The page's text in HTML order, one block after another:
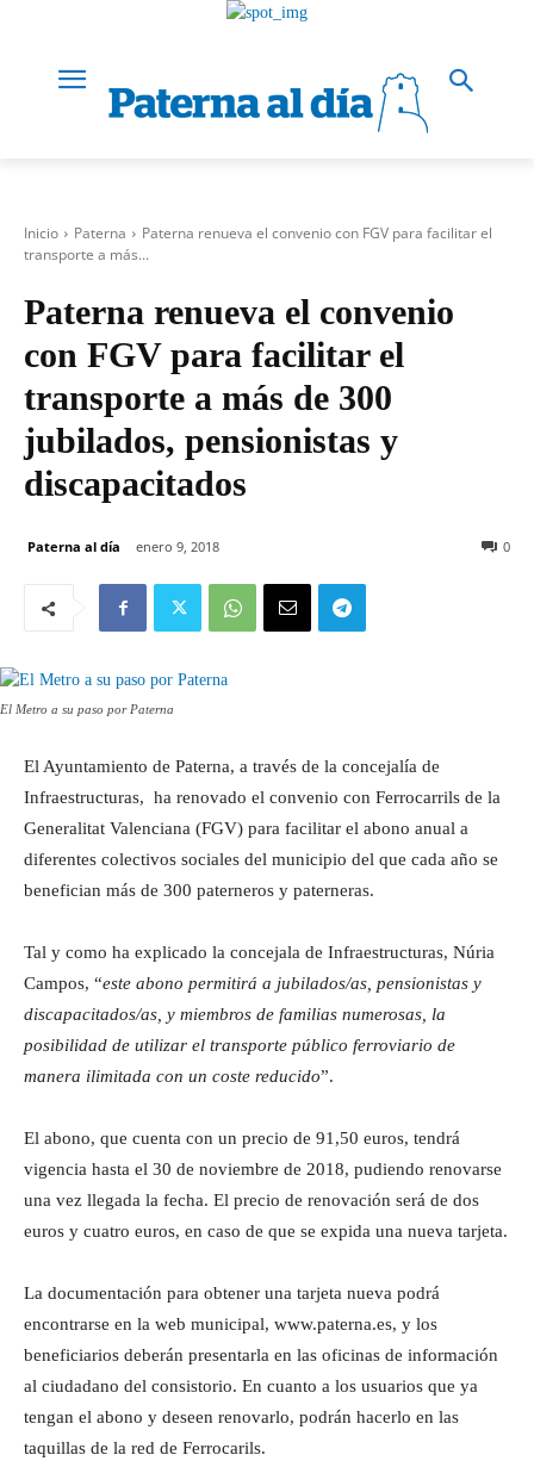
Inicio Paterna
Paterna renueva el convenio con FGV para facilitar el
transporte a más...
Paterna renueva el convenio
con FGV para facilitar el
transporte a más de 300
jubilados, pensionistas y
discapacitados
Paterna al día enero 9, 2018 0
El Metro a su paso por Paterna
El Ayuntamiento de Paterna, a través de la concejalía de
Infraestructuras, ha renovado el convenio con Ferrocarrils de la
Generalitat Valenciana (FGV) para facilitar el abono anual a
diferentes colectivos sociales del municipio del que cada año se
benefician más de 300 paterneros y paterneras.
Tal y como ha explicado la concejala de Infraestructuras, Núria
Campos, “este abono permitirá a jubilados/as, pensionistas y
discapacitados/as, y miembros de familias numerosas, la
posibilidad de utilizar el transporte público ferroviario de
manera ilimitada con un coste reducido”.
El abono, que cuenta con un precio de 91,50 euros, tendrá
vigencia hasta el 30 de noviembre de 2018, pudiendo renovarse
una vez llegada la fecha. El precio de renovación será de dos
euros y cuatro euros, en caso de que se expida una nueva tarjeta.
La documentación para obtener una tarjeta nueva podrá
encontrarse en la web municipal, www.paterna.es, y los
beneficiarios deberán presentarla en las oficinas de información
al ciudadano del consistorio. En cuanto a los usuarios que ya
tengan el abono y deseen renovarlo, podrán hacerlo en las
taquillas de la red de Ferrocarils.